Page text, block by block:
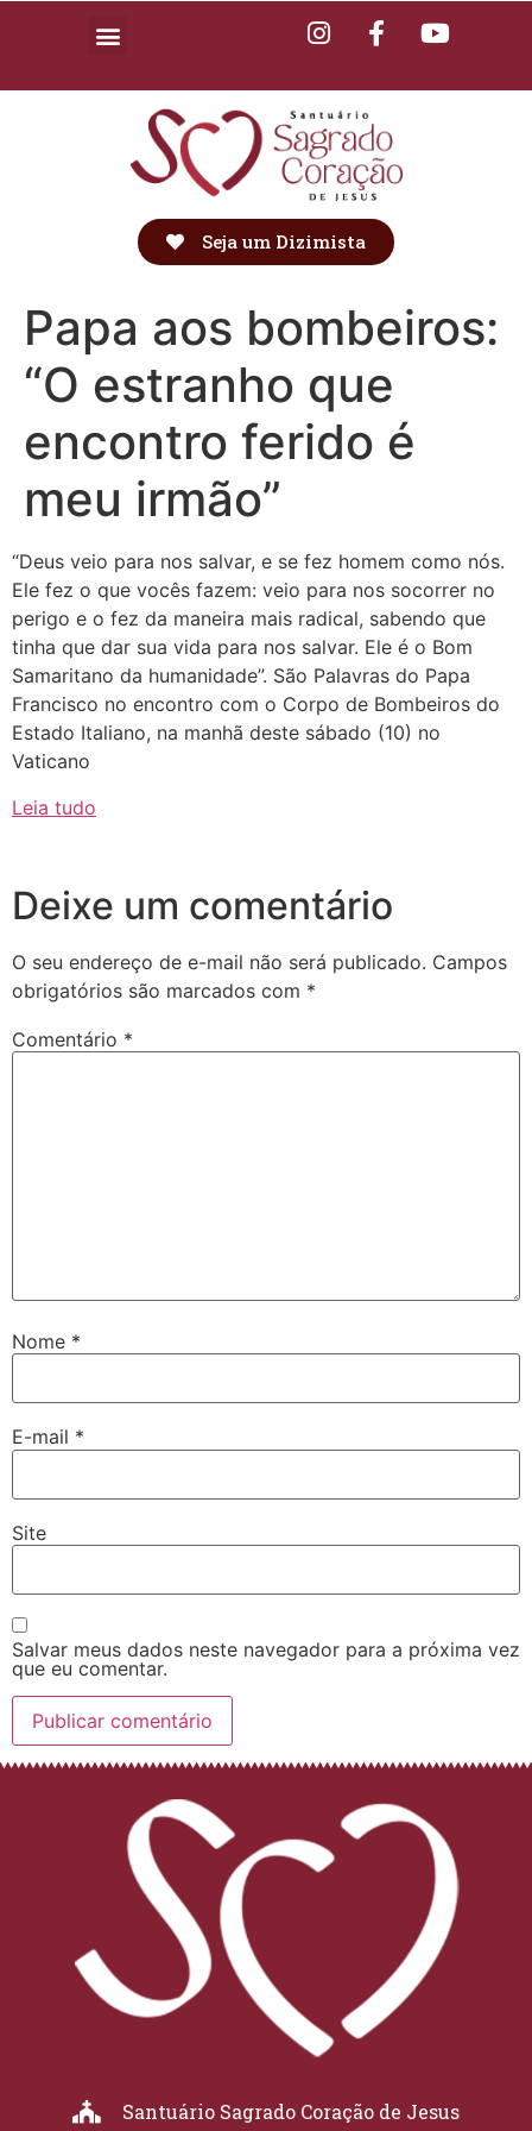
Seja um Dizimista
Papa aos bombeiros:
“O estranho que
encontro ferido é
meu irmão”
“Deus veio para nos salvar, e se fez homem como nós.
Ele fez o que vocês fazem: veio para nos socorrer no
perigo e o fez da maneira mais radical, sabendo que
tinha que dar sua vida para nos salvar. Ele é o Bom
Samaritano da humanidade”. São Palavras do Papa
Francisco no encontro com o Corpo de Bombeiros do
Estado Italiano, na manhã deste sábado (10) no
Vaticano
Leia tudo
Deixe um comentário
O seu endereço de e-mail não será publicado. Campos
obrigatórios são marcados com *
Comentário *
Nome *
E-mail *
Site
Salvar meus dados neste navegador para a próxima vez
que eu comentar.
Santuário Sagrado Coração de Jesus